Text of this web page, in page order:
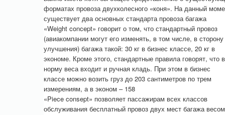
форматах провоза двухколесного «коня». На данный
существует два основных стандарта провоза багажа
«Weight concept» говорит о том, что стандартный провоз
(авиакомпании могут его изменять, в том числе, в сторону
улучшения) багажа такой: 30 кг в бизнес классе, 20 кг в
экономе. Кроме этого, стандартные правила говорят, что в
норму веса входит и ручная кладь. При этом в бизнес
классе можно возить груз до 203 сантиметров по трем
измерениям, а в эконом – 158
«Piece consept» позволяет пассажирам всех классов
обслуживания бесплатный провоз двух мест багажа весом